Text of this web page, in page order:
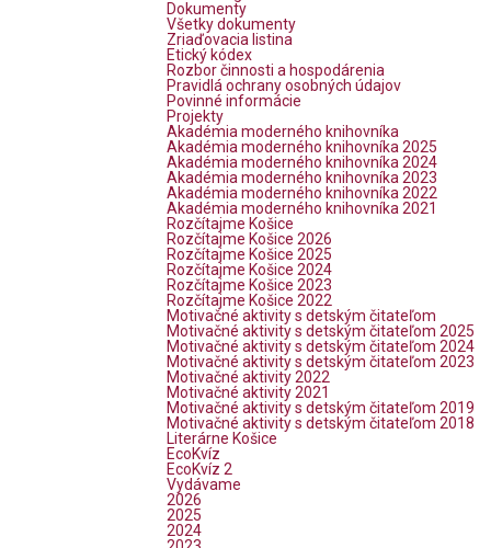
Dokumenty
Všetky dokumenty
Zriaďovacia listina
Etický kódex
Rozbor činnosti a hospodárenia
Pravidlá ochrany osobných údajov
Povinné informácie
Projekty
Akadémia moderného knihovníka
Akadémia moderného knihovníka 2025
Akadémia moderného knihovníka 2024
Akadémia moderného knihovníka 2023
Akadémia moderného knihovníka 2022
Akadémia moderného knihovníka 2021
Rozčítajme Košice
Rozčítajme Košice 2026
Rozčítajme Košice 2025
Rozčítajme Košice 2024
Rozčítajme Košice 2023
Rozčítajme Košice 2022
Motivačné aktivity s detským čitateľom
Motivačné aktivity s detským čitateľom 2025
Motivačné aktivity s detským čitateľom 2024
Motivačné aktivity s detským čitateľom 2023
Motivačné aktivity 2022
Motivačné aktivity 2021
Motivačné aktivity s detským čitateľom 2019
Motivačné aktivity s detským čitateľom 2018
Literárne Košice
EcoKvíz
EcoKvíz 2
Vydávame
2026
2025
2024